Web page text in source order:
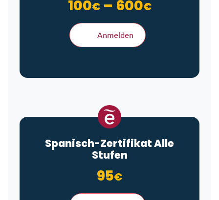
100€ – 600€
Anmelden
Spanisch-Zertifikat Alle
Stufen
95€